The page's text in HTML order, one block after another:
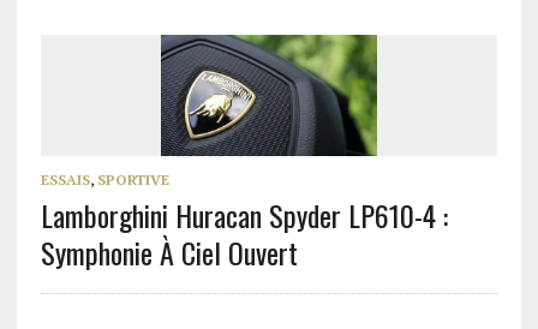
ESSAIS, SPORTIVE
Lamborghini Huracan Spyder LP610-4 :
Symphonie À Ciel Ouvert